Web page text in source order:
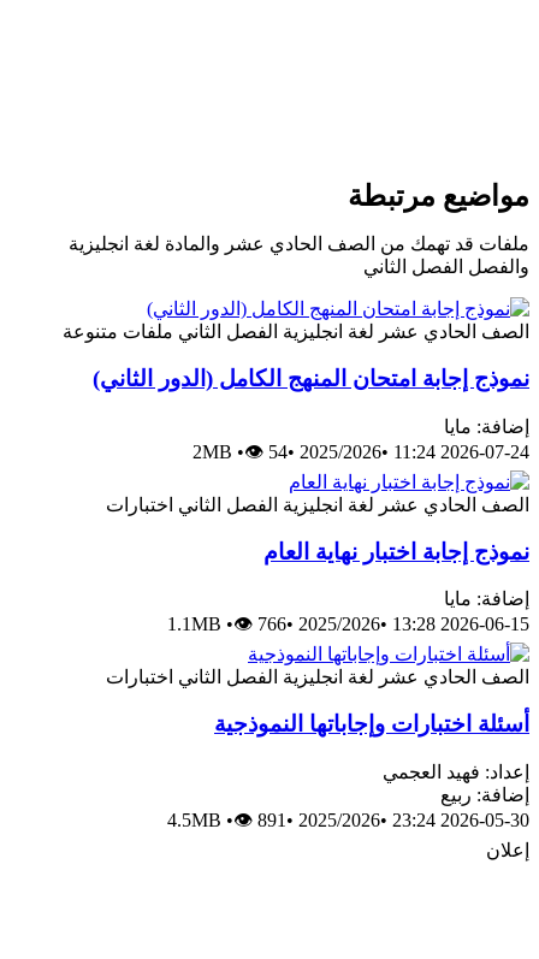
مواضيع مرتبطة
ملفات قد تهمك من الصف الحادي عشر والمادة لغة انجليزية
والفصل الفصل الثاني
الصف الحادي عشر لغة انجليزية الفصل الثاني ملفات متنوعة
نموذج إجابة امتحان المنهج الكامل (الدور الثاني)
إضافة: مايا
2026-07-24 11:24
•
2025/2026
•
2MB •👁 54
الصف الحادي عشر لغة انجليزية الفصل الثاني اختبارات
نموذج إجابة اختبار نهاية العام
إضافة: مايا
2026-06-15 13:28
•
2025/2026
•
1.1MB •👁 766
الصف الحادي عشر لغة انجليزية الفصل الثاني اختبارات
أسئلة اختبارات وإجاباتها النموذجية
إعداد: فهيد العجمي
إضافة: ربيع
2026-05-30 23:24
•
2025/2026
•
4.5MB •👁 891
إعلان